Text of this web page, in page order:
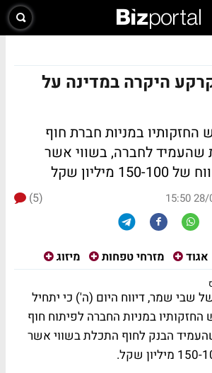
היקרה במדינה על
החזקותיו במניות חברת חוף
שהעמיד לחברה, בשווי אשר
שקל
28/
(5)
אגוד מזרחי טפחות מיזוג
שבי שמר, דיווח היום (ה') כי יתחיל
החזקותיו במניות החברה לפיתוח חוף
הבנק לחוף התכלת בשווי אשר